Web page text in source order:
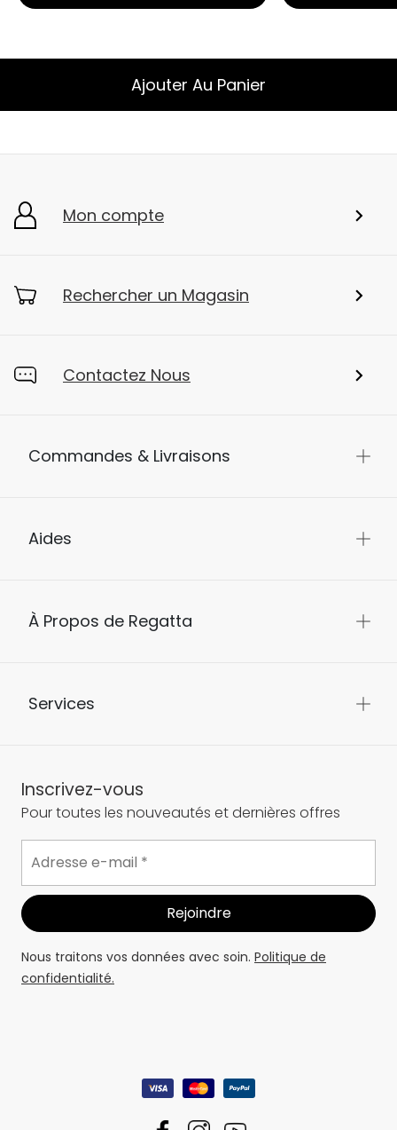
Ajouter Au Panier
Mon compte
Rechercher un Magasin
Contactez Nous
Commandes & Livraisons
Aides
À Propos de Regatta
Services
Inscrivez-vous
Pour toutes les nouveautés et dernières offres
Nous traitons vos données avec soin. Politique de
confidentialité.